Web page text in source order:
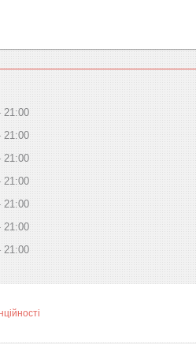
21:00
21:00
21:00
21:00
21:00
21:00
21:00